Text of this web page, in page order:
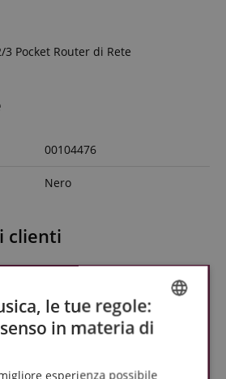
3 Pocket Router di Rete
00104476
Nero
clienti
ENGLISH
le tue regole:
in materia di
esperienza possibile